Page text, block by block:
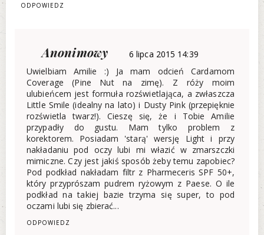
ODPOWIEDZ
Anonimowy
6 lipca 2015 14:39
Uwielbiam Amilie :) Ja mam odcień Cardamom
Coverage (Pine Nut na zimę). Z róży moim
ulubieńcem jest formuła rozświetlająca, a zwłaszcza
Little Smile (idealny na lato) i Dusty Pink (przepięknie
rozświetla twarz!). Cieszę się, że i Tobie Amilie
przypadły do gustu. Mam tylko problem z
korektorem. Posiadam 'starą' wersję Light i przy
nakładaniu pod oczy lubi mi włazić w zmarszczki
mimiczne. Czy jest jakiś sposób żeby temu zapobiec?
Pod podkład nakładam filtr z Pharmeceris SPF 50+,
który przyprószam pudrem ryżowym z Paese. O ile
podkład na takiej bazie trzyma się super, to pod
oczami lubi się zbierać...
ODPOWIEDZ